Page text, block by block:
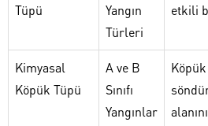
Tüpü
Yangın
Türleri
etkili
Kimyasal
Köpük Tüpü
A ve B
Sınıfı
Yangınlar